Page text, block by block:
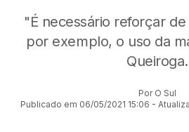
"É necessário reforçar
por exemplo, o uso da
Queiroga.
Por O Sul
Publicado em 06/05/2021 15:06 -